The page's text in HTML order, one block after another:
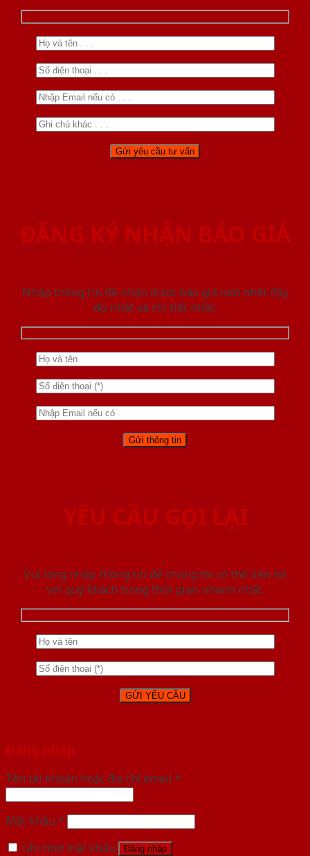
ĐĂNG KÝ NHẬN BÁO GIÁ
Nhập thông tin để nhận được báo giá mới nhât đầy
đủ nhất và chi tiết nhất.
YÊU CẦU GỌI LẠI
Vui lòng nhập thông tin để chúng tôi có thể liên hệ
với quý khách trong thời gian nhanh nhất.
Đăng nhập
Tên tài khoản hoặc địa chỉ email *
Mật khẩu *
Ghi nhớ mật khẩu
Đăng nhập